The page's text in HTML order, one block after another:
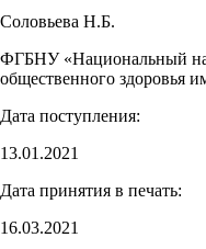
Соловьева Н.Б.
ФГБНУ «Национальный
общественного здоровья
Дата поступления:
13.01.2021
Дата принятия в печать:
16.03.2021